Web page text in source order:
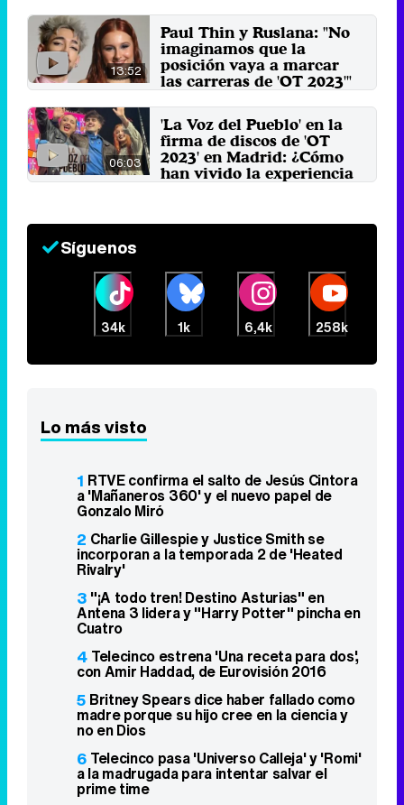
3 de abril 2024
13:52
Paul Thin y Ruslana: "No
imaginamos que la
posición vaya a marcar
las carreras de 'OT 2023'"
06:03
'La Voz del Pueblo' en la
firma de discos de 'OT
2023' en Madrid: ¿Cómo
han vivido la experiencia
Síguenos
34k 1k 6,4k 258k
Lo más visto
1 RTVE confirma el salto de Jesús Cintora
a 'Mañaneros 360' y el nuevo papel de
Gonzalo Miró
2 Charlie Gillespie y Justice Smith se
incorporan a la temporada 2 de 'Heated
Rivalry'
3 "¡A todo tren! Destino Asturias" en
Antena 3 lidera y "Harry Potter" pincha en
Cuatro
4 Telecinco estrena 'Una receta para dos',
con Amir Haddad, de Eurovisión 2016
5 Britney Spears dice haber fallado como
madre porque su hijo cree en la ciencia y
no en Dios
6 Telecinco pasa 'Universo Calleja' y 'Romi'
a la madrugada para intentar salvar el
prime time